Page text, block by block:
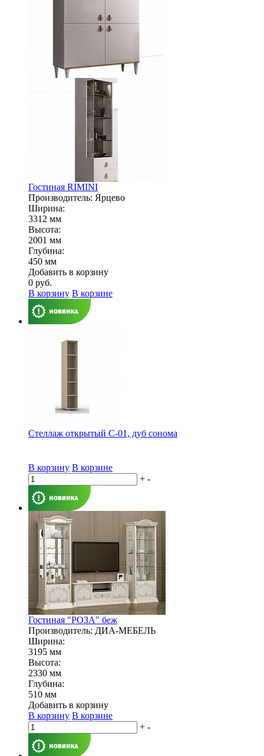
Гостиная RIMINI
Производитель: Ярцево
Ширина:
3312 мм
Высота:
2001 мм
Глубина:
450 мм
Добавить в корзину
0 руб.
В корзину В корзине
Стеллаж открытый С-01, дуб сонома
В корзину В корзине
+ -
Гостиная "РОЗА" беж
Производитель: ДИА-МЕБЕЛЬ
Ширина:
3195 мм
Высота:
2330 мм
Глубина:
510 мм
Добавить в корзину
В корзину В корзине
+ -